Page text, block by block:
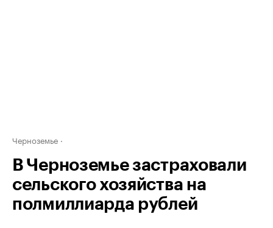
Черноземье
В Черноземье застраховали
сельского хозяйства на
полмиллиарда рублей